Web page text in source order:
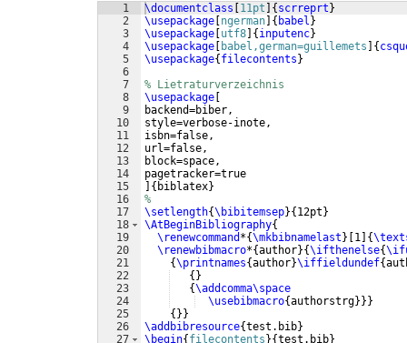
1
2
3
4
5
6
7
8
9
10
11
12
13
14
15
16
17
18
19
20
21
22
23
24
25
26
27
\documentclass [11pt ] {scrreprt}
\usepackage [ngerman] { babel }
\usepackage [utf8] {inputenc}
\usepackage [ babel,german=guillemets ] {
\usepackage{filecontents}
% Lietraturverzeichnis
\usepackage [
backend=biber,
style=verbose-inote,
isbn=false,
url=false,
block=space,
pagetracker=true
] { biblatex}
%
\setlength{\bibitemsep}{12pt}
\AtBeginBibliography{
\renewcommand *{\mkbibnamelast} [1 ] {
\renewbibmacro*{author}{\ifthenelse{
{\printnames{author}\iffieldundef{
{}
{\addcomma\space
\usebibmacro{authorstrg}}}
{}}
\addbibresource{test.bib}
\begin{filecontents}{test.bib}